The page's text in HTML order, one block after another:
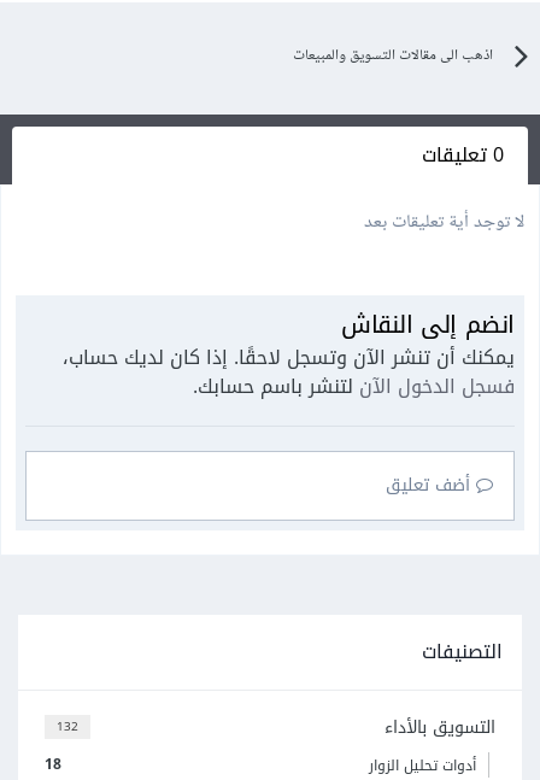
اذهب الى مقالات التسويق والمبيعات
0 تعليقات
لا توجد أية تعليقات بعد
انضم إلى النقاش
يمكنك أن تنشر الآن وتسجل لاحقًا. إذا كان لديك حساب،
فسجل الدخول الآن لتنشر باسم حسابك.
أضف تعليق
التصنيفات
132 التسويق بالأداء
18 أدوات تحليل الزوار